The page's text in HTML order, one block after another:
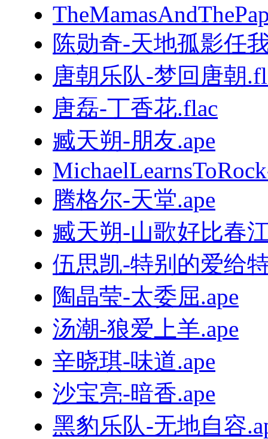
陈勋奇-天地孤影任
唐朝乐队-梦回唐朝
唐磊-丁香花.flac
臧天朔-朋友.ape
腾格尔-天堂.ape
臧天朔-山歌好比春
伍思凯-特别的爱给
陶晶莹-太委屈.ape
汤潮-狼爱上羊.ape
辛晓琪-味道.ape
沙宝亮-暗香.ape
黑豹乐队-无地自容